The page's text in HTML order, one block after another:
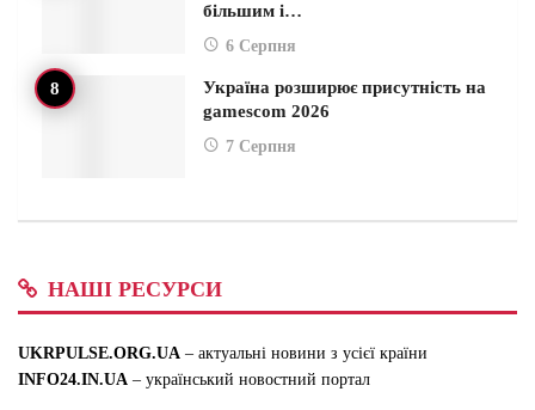
більшим і…
6 Серпня
Україна розширює присутність на
gamescom 2026
7 Серпня
НАШІ РЕСУРСИ
UKRPULSE.ORG.UA – актуальні новини з усієї країни
INFO24.IN.UA – український новостний портал